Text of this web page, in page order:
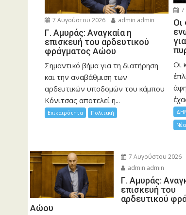
7 Αυγούστου 2026 admin admin
Γ. Αμυράς: Αναγκαία η
επισκευή του αρδευτικού
φράγματος Αώου
Σημαντικό βήμα για τη διατήρηση
και την αναβάθμιση των
αρδευτικών υποδομών του κάμπου
Κόνιτσας αποτελεί η...
Επικαιρότητα Πολιτική
7
Οι
Οι
7 Αυγούστου 2026
admin admin
Γ. Αμυράς:
επισκευή του
αρδευτικού
Αώου